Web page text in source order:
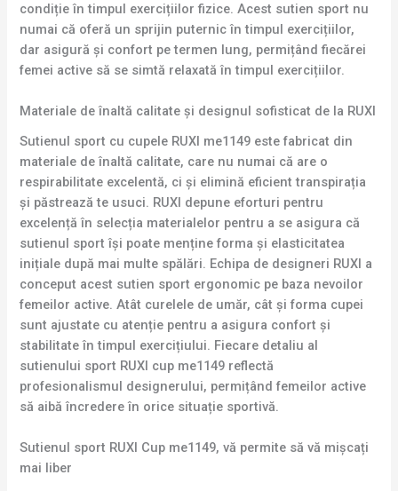
condiție în timpul exercițiilor fizice. Acest sutien sport nu
numai că oferă un sprijin puternic în timpul exercițiilor,
dar asigură și confort pe termen lung, permițând fiecărei
femei active să se simtă relaxată în timpul exercițiilor.
Materiale de înaltă calitate și designul sofisticat de la RUXI
Sutienul sport cu cupele RUXI me1149 este fabricat din
materiale de înaltă calitate, care nu numai că are o
respirabilitate excelentă, ci și elimină eficient transpirația
și păstrează te usuci. RUXI depune eforturi pentru
excelență în selecția materialelor pentru a se asigura că
sutienul sport își poate menține forma și elasticitatea
inițiale după mai multe spălări. Echipa de designeri RUXI a
conceput acest sutien sport ergonomic pe baza nevoilor
femeilor active. Atât curelele de umăr, cât și forma cupei
sunt ajustate cu atenție pentru a asigura confort și
stabilitate în timpul exercițiului. Fiecare detaliu al
sutienului sport RUXI cup me1149 reflectă
profesionalismul designerului, permițând femeilor active
să aibă încredere în orice situație sportivă.
Sutienul sport RUXI Cup me1149, vă permite să vă mișcați
mai liber